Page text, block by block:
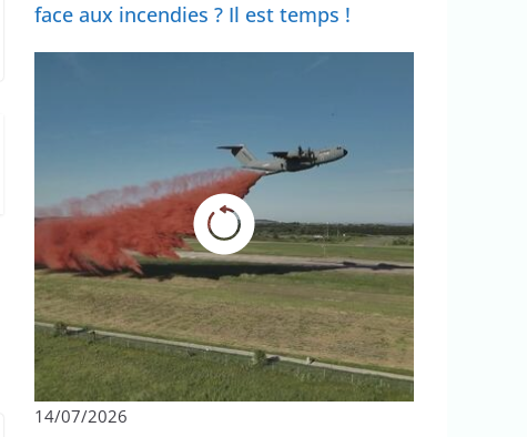
face aux incendies ? Il est temps !
14/07/2026